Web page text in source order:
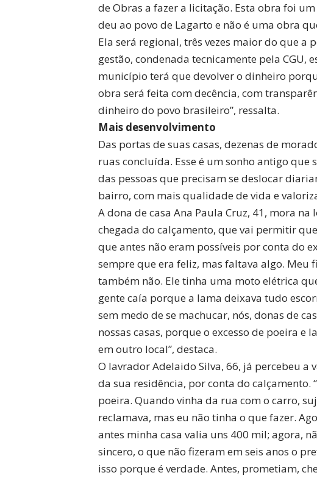
de Obras a fazer a licitação. Esta obra foi
deu ao povo de Lagarto e não é uma obra
Ela será regional, três vezes maior do que
gestão, condenada tecnicamente pela CGU,
município terá que devolver o dinheiro
obra será feita com decência, com
dinheiro do povo brasileiro”, ressalta.
Mais desenvolvimento
Das portas de suas casas, dezenas de
ruas concluída. Esse é um sonho antigo
das pessoas que precisam se deslocar
bairro, com mais qualidade de vida e
A dona de casa Ana Paula Cruz, 41, mora
chegada do calçamento, que vai permitir
que antes não eram possíveis por conta do
sempre que era feliz, mas faltava algo. Meu
também não. Ele tinha uma moto elétrica
gente caía porque a lama deixava tudo
sem medo de se machucar, nós, donas de
nossas casas, porque o excesso de poeira e
em outro local”, destaca.
O lavrador Adelaido Silva, 66, já percebeu
da sua residência, por conta do
poeira. Quando vinha da rua com o carro,
reclamava, mas eu não tinha o que fazer.
antes minha casa valia uns 400 mil; agora,
sincero, o que não fizeram em seis anos o
isso porque é verdade. Antes, prometiam,